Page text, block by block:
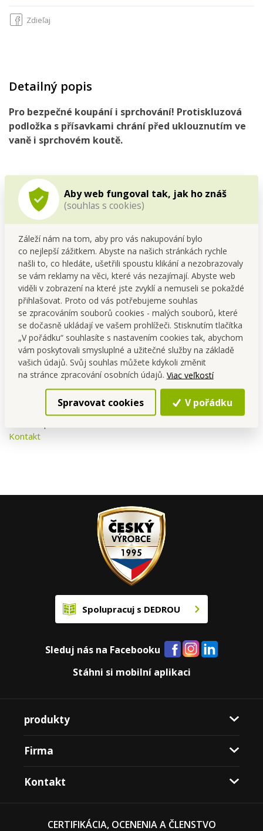
Aby web fungoval tak, jak ho znáš
(souhlas s cookies)
Záleží nám na tom, aby pro vás nakupování bylo
co nejlepší zážitkem. Abyste na našich stránkách rychle
našli to, co hledáte, ušetřili spoustu klikání a nezobrazovaly
se vám reklamy na věci, které vás nezajímají. Abyste web
viděli v zobrazení na které jste zvyklí a nemuseli se pokaždé
přihlašovat. Proto od vás potřebujeme souhlas
se zpracováním souborů cookies - malých souborů, které
se dočasně ukládají ve vašem prohlížeči. Stisknutím tlačítka
„V pořádku“ souhlasíte s nastavením cookies tak, abychom
vám poskytovali smysluplné a užitečné služby na základě
vašich údajů. Svůj souhlas můžete kdykoli změnit
na stránce zpracování osobních údajů. Viac veľkostí
Spravovat cookies V pořádku
Zdieľaj
Detailný popis
Pro bezpečné koupání i sprchování! Protiskluzová
podložka s přísavkami chrání před uklouznutím ve
vaně i sprchovém koutě.
Dovozce: Vaše Dedra s. r. o., Podhradní 69, Česká Skalice,
Kontakt
Spolupracuj s DEDROU
Sleduj nás na Facebooku
Stáhni si mobilní aplikaci
produkty
Firma
Kontakt
CERTIFIKÁCIA, OCENENIA A ČLENSTVO